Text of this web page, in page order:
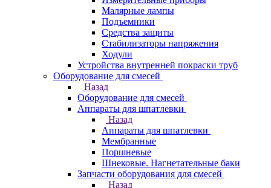
Малярные лампы
Подъемники
Средства защиты
Стабилизаторы напряжения
Ходули
Устройства внутренней покраски труб
Оборудование для смесей
Назад
Оборудование для смесей
Аппараты для шпатлевки
Назад
Аппараты для шпатлевки
Мембранные
Поршневые
Шнековые. Нагнетательные баки
Запчасти оборудования для смесей
Назад